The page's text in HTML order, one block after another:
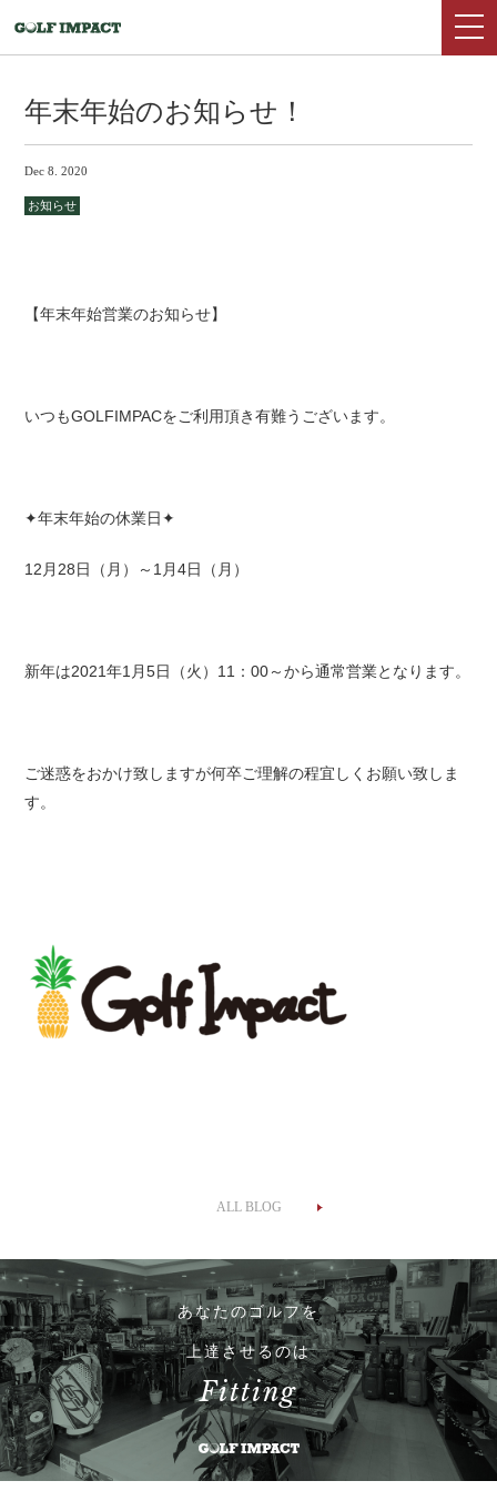
年末年始のお知らせ！
Dec 8. 2020
お知らせ
【年末年始営業のお知らせ】
いつもGOLFIMPACをご利用頂き有難うございます。
✦年末年始の休業日✦
12月28日（月）～1月4日（月）
新年は2021年1月5日（火）11：00～から通常営業となります。
ご迷惑をおかけ致しますが何卒ご理解の程宜しくお願い致しま
す。
ALL BLOG
あなたのゴルフを
上達させるのは
Fitting